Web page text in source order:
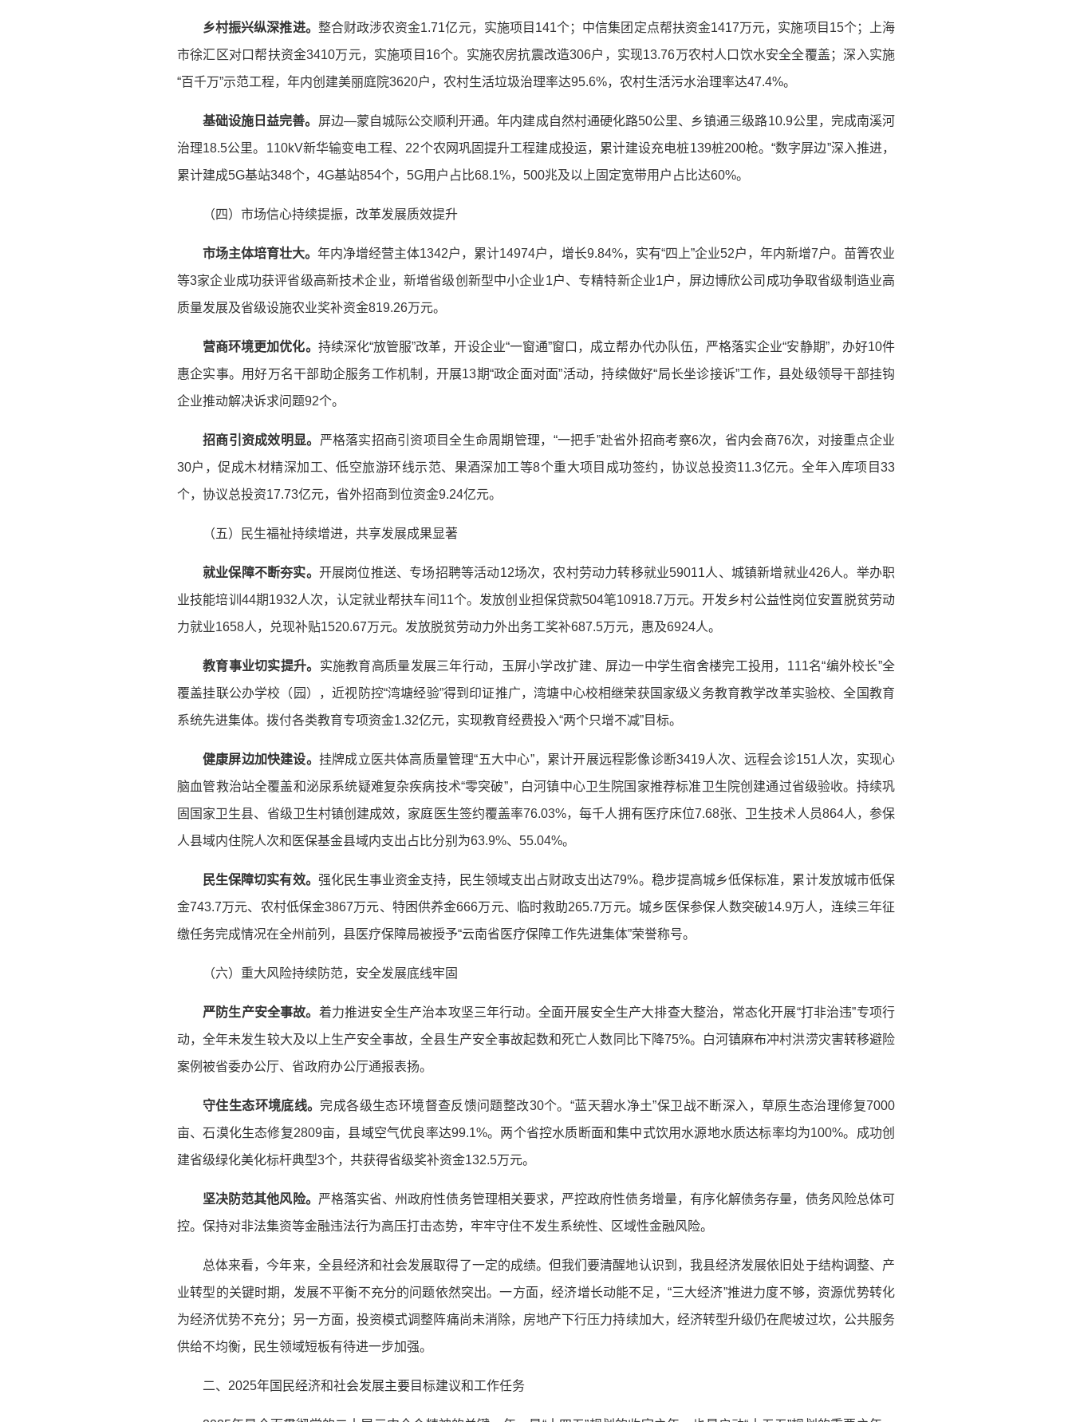
乡村振兴纵深推进。 整合财政涉农资金1.71亿元，实施项目141个；中信集团定点帮扶资金1417万元，实施项目15个；上海
市徐汇区对口帮扶资金3410万元，实施项目16个。实施农房抗震改造306户，实现13.76万农村人口饮水安全全覆盖；深入实施
“百千万”示范工程，年内创建美丽庭院3620户，农村生活垃圾治理率达95.6%，农村生活污水治理率达47.4%。
基础设施日益完善。 屏边—蒙自城际公交顺利开通。年内建成自然村通硬化路50公里、乡镇通三级路10.9公里，完成南溪河
治理18.5公里。110kV新华输变电工程、22个农网巩固提升工程建成投运，累计建设充电桩139桩200枪。“数字屏边”深入推进，
累计建成5G基站348个，4G基站854个，5G用户占比68.1%，500兆及以上固定宽带用户占比达60%。
（四）市场信心持续提振，改革发展质效提升
市场主体培育壮大。年内净增经营主体1342户，累计14974户，增长9.84%，实有“四上”企业52户，年内新增7户。苗箐农业
等3家企业成功获评省级高新技术企业，新增省级创新型中小企业1户、专精特新企业1户，屏边博欣公司成功争取省级制造业高
质量发展及省级设施农业奖补资金819.26万元。
营商环境更加优化。 持续深化“放管服”改革，开设企业“一窗通”窗口，成立帮办代办队伍，严格落实企业“安静期”，办好10件
惠企实事。用好万名干部助企服务工作机制，开展13期“政企面对面”活动，持续做好“局长坐诊接诉”工作，县处级领导干部挂钩
企业推动解决诉求问题92个。
招商引资成效明显。 严格落实招商引资项目全生命周期管理，“一把手”赴省外招商考察6次，省内会商76次，对接重点企业
30户，促成木材精深加工、低空旅游环线示范、果酒深加工等8个重大项目成功签约，协议总投资11.3亿元。全年入库项目33
个，协议总投资17.73亿元，省外招商到位资金9.24亿元。
（五）民生福祉持续增进，共享发展成果显著
就业保障不断夯实。 开展岗位推送、专场招聘等活动12场次，农村劳动力转移就业59011人、城镇新增就业426人。举办职
业技能培训44期1932人次，认定就业帮扶车间11个。发放创业担保贷款504笔10918.7万元。开发乡村公益性岗位安置脱贫劳动
力就业1658人，兑现补贴1520.67万元。发放脱贫劳动力外出务工奖补687.5万元，惠及6924人。
教育事业切实提升。 实施教育高质量发展三年行动，玉屏小学改扩建、屏边一中学生宿舍楼完工投用，111名“编外校长”全
覆盖挂联公办学校（园），近视防控“湾塘经验”得到印证推广，湾塘中心校相继荣获国家级义务教育教学改革实验校、全国教育
系统先进集体。拨付各类教育专项资金1.32亿元，实现教育经费投入“两个只增不减”目标。
健康屏边加快建设。 挂牌成立医共体高质量管理“五大中心”，累计开展远程影像诊断3419人次、远程会诊151人次，实现心
脑血管救治站全覆盖和泌尿系统疑难复杂疾病技术“零突破”，白河镇中心卫生院国家推荐标准卫生院创建通过省级验收。持续巩
固国家卫生县、省级卫生村镇创建成效，家庭医生签约覆盖率76.03%，每千人拥有医疗床位7.68张、卫生技术人员864人，参保
人县域内住院人次和医保基金县域内支出占比分别为63.9%、55.04%。
民生保障切实有效。 强化民生事业资金支持，民生领域支出占财政支出达79%。稳步提高城乡低保标准，累计发放城市低保
金743.7万元、农村低保金3867万元、特困供养金666万元、临时救助265.7万元。城乡医保参保人数突破14.9万人，连续三年征
缴任务完成情况在全州前列，县医疗保障局被授予“云南省医疗保障工作先进集体”荣誉称号。
（六）重大风险持续防范，安全发展底线牢固
严防生产安全事故。 着力推进安全生产治本攻坚三年行动。全面开展安全生产大排查大整治，常态化开展“打非治违”专项行
动，全年未发生较大及以上生产安全事故，全县生产安全事故起数和死亡人数同比下降75%。白河镇麻布冲村洪涝灾害转移避险
案例被省委办公厅、省政府办公厅通报表扬。
守住生态环境底线。 完成各级生态环境督查反馈问题整改30个。“蓝天碧水净土”保卫战不断深入，草原生态治理修复7000
亩、石漠化生态修复2809亩，县域空气优良率达99.1%。两个省控水质断面和集中式饮用水源地水质达标率均为100%。成功创
建省级绿化美化标杆典型3个，共获得省级奖补资金132.5万元。
坚决防范其他风险。 严格落实省、州政府性债务管理相关要求，严控政府性债务增量，有序化解债务存量，债务风险总体可
控。保持对非法集资等金融违法行为高压打击态势，牢牢守住不发生系统性、区域性金融风险。
总体来看，今年来，全县经济和社会发展取得了一定的成绩。但我们要清醒地认识到，我县经济发展依旧处于结构调整、产
业转型的关键时期，发展不平衡不充分的问题依然突出。一方面，经济增长动能不足，“三大经济”推进力度不够，资源优势转化
为经济优势不充分；另一方面，投资模式调整阵痛尚未消除，房地产下行压力持续加大，经济转型升级仍在爬坡过坎，公共服务
供给不均衡，民生领域短板有待进一步加强。
二、2025年国民经济和社会发展主要目标建议和工作任务